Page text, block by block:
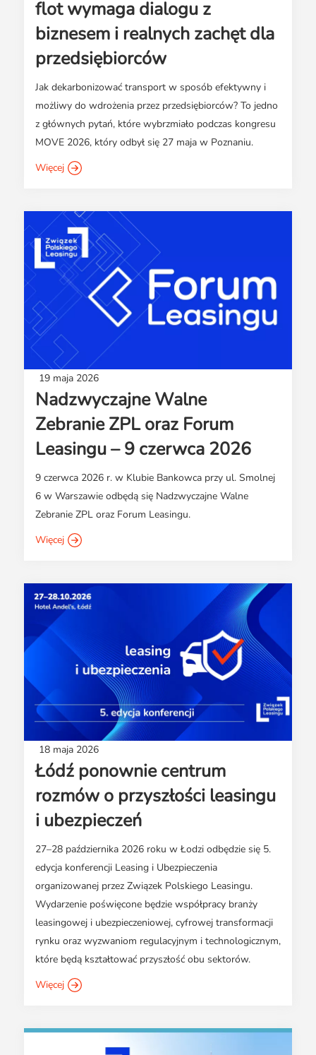
flot wymaga dialogu z
biznesem i realnych zachęt dla
przedsiębiorców
Jak dekarbonizować transport w sposób efektywny i
możliwy do wdrożenia przez przedsiębiorców? To jedno
z głównych pytań, które wybrzmiało podczas kongresu
MOVE 2026, który odbył się 27 maja w Poznaniu.
Więcej
19 maja 2026
Nadzwyczajne Walne
Zebranie ZPL oraz Forum
Leasingu – 9 czerwca 2026
9 czerwca 2026 r. w Klubie Bankowca przy ul. Smolnej
6 w Warszawie odbędą się Nadzwyczajne Walne
Zebranie ZPL oraz Forum Leasingu.
Więcej
18 maja 2026
Łódź ponownie centrum
rozmów o przyszłości leasingu
i ubezpieczeń
27–28 października 2026 roku w Łodzi odbędzie się 5.
edycja konferencji Leasing i Ubezpieczenia
organizowanej przez Związek Polskiego Leasingu.
Wydarzenie poświęcone będzie współpracy branży
leasingowej i ubezpieczeniowej, cyfrowej transformacji
rynku oraz wyzwaniom regulacyjnym i technologicznym,
które będą kształtować przyszłość obu sektorów.
Więcej